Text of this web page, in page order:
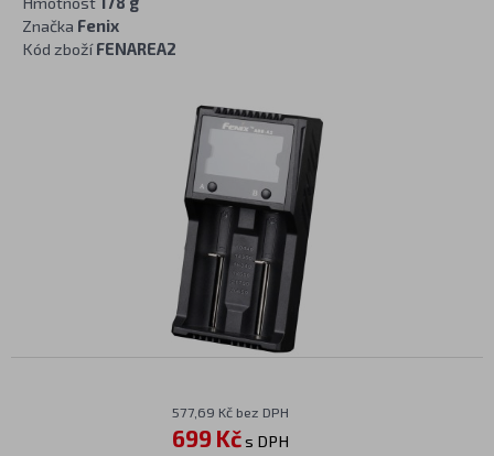
Značka Fenix
Kód zbožíFENAREA2
577,69 Kč bez DPH
699 Kčs DPH